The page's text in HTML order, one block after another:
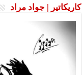
كاريكاتير | جواد مراد